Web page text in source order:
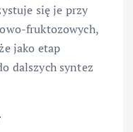
się je przy
fruktozowych,
jako etap
dalszych syntez